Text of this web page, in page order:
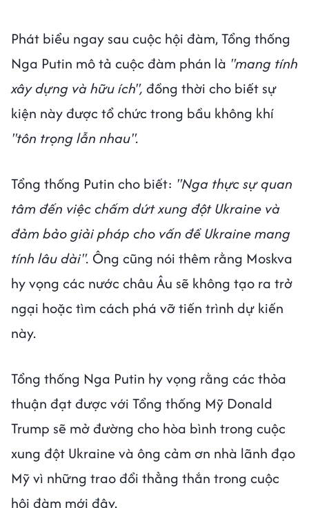
Phát biểu ngay sau cuộc hội đàm, Tổng thống
Nga Putin mô tả cuộc đàm phán là "mang tính
xây dựng và hữu ích", đồng thời cho biết sự
kiện này được tổ chức trong bầu không khí
"tôn trọng lẫn nhau".
Tổng thống Putin cho biết: "Nga thực sự quan
tâm đến việc chấm dứt xung đột Ukraine và
đảm bảo giải pháp cho vấn đề Ukraine mang
tính lâu dài". Ông cũng nói thêm rằng Moskva
hy vọng các nước châu Âu sẽ không tạo ra trở
ngại hoặc tìm cách phá vỡ tiến trình dự kiến
này.
Tổng thống Nga Putin hy vọng rằng các thỏa
thuận đạt được với Tổng thống Mỹ Donald
Trump sẽ mở đường cho hòa bình trong cuộc
xung đột Ukraine và ông cảm ơn nhà lãnh đạo
Mỹ vì những trao đổi thẳng thắn trong cuộc
hội đàm mới đây.